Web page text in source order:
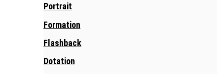
Portrait
Formation
Flashback
Dotation